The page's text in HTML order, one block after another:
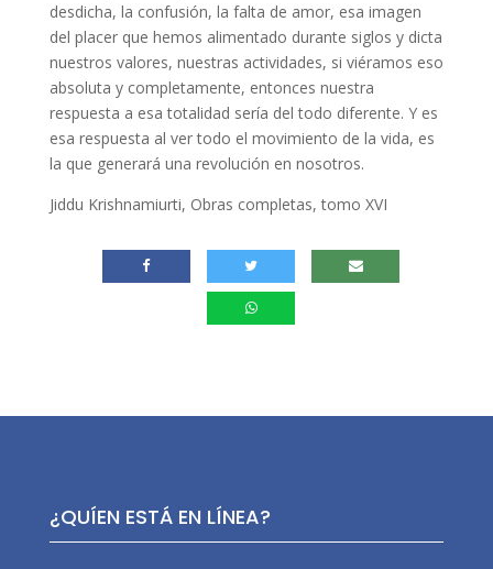
desdicha, la confusión, la falta de amor, esa imagen
del placer que hemos alimentado durante siglos y dicta
nuestros valores, nuestras actividades, si viéramos eso
absoluta y completamente, entonces nuestra
respuesta a esa totalidad sería del todo diferente. Y es
esa respuesta al ver todo el movimiento de la vida, es
la que generará una revolución en nosotros.
Jiddu Krishnamiurti, Obras completas, tomo XVI
¿QUÍEN ESTÁ EN LÍNEA?